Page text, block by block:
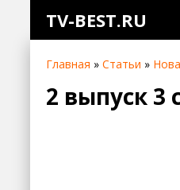
TV-BEST.RU
Главная » Статьи »
2 выпуск 3